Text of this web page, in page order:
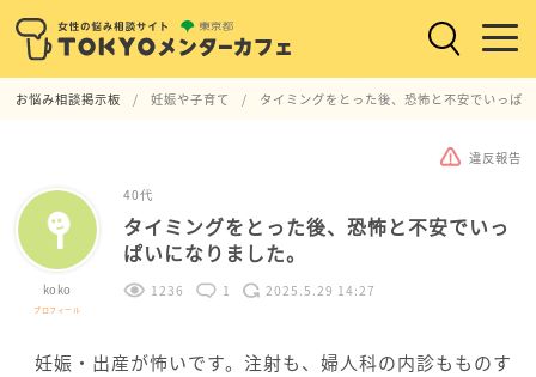
お悩み相談掲示板 妊娠や子育て タイミングをとった後、恐怖と不安でいっぱ
違反報告
koko
プロフィール
40代
タイミングをとった後、恐怖と不安でいっ
ぱいになりました。
1236 1 2025.5.29 14:27
妊娠・出産が怖いです。注射も、婦人科の内診もものす